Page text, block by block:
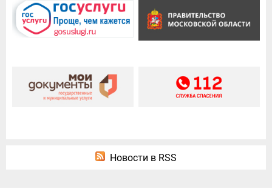
Новости в RSS